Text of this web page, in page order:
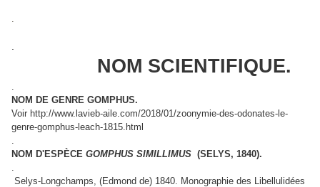
.
NOM SCIENTIFIQUE.
.
NOM DE GENRE GOMPHUS.
Voir http://www.lavieb-aile.com/2018/01/zoonymie-des-odonates-le-
genre-gomphus-leach-1815.html
.
NOM D'ESPÈCE GOMPHUS SIMILLIMUS (SELYS, 1840).
.
Selys-Longchamps, (Edmond de) 1840. Monographie des Libellulidées